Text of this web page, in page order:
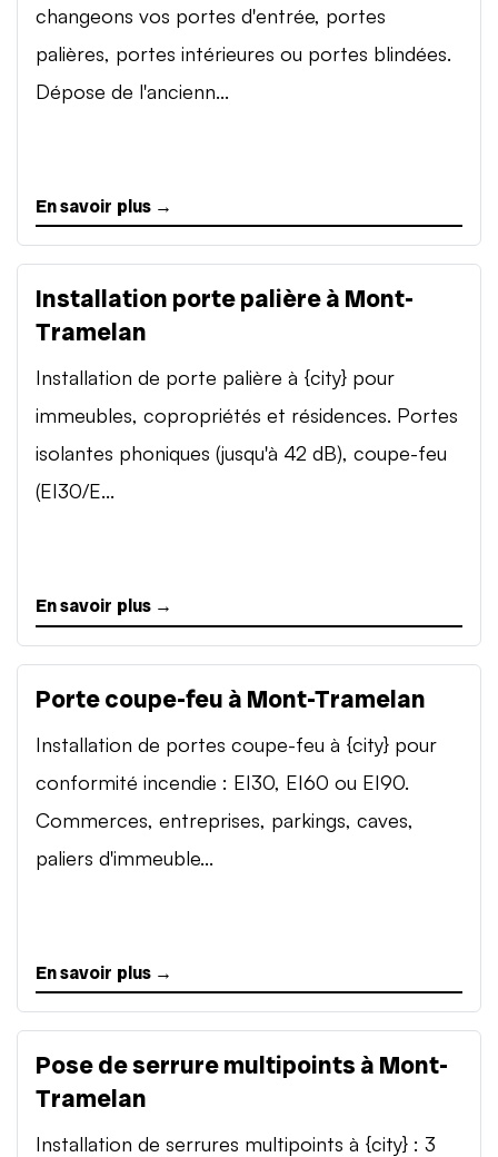
changeons vos portes d'entrée, portes
palières, portes intérieures ou portes blindées.
Dépose de l'ancienn...
En savoir plus →
Installation porte palière à Mont-
Tramelan
Installation de porte palière à {city} pour
immeubles, copropriétés et résidences. Portes
isolantes phoniques (jusqu'à 42 dB), coupe-feu
(EI30/E...
En savoir plus →
Porte coupe-feu à Mont-Tramelan
Installation de portes coupe-feu à {city} pour
conformité incendie : EI30, EI60 ou EI90.
Commerces, entreprises, parkings, caves,
paliers d'immeuble...
En savoir plus →
Pose de serrure multipoints à Mont-
Tramelan
Installation de serrures multipoints à {city} : 3